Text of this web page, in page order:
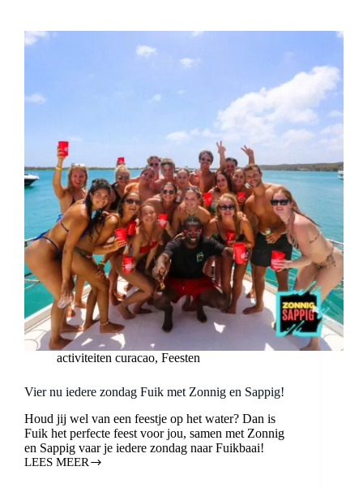
activiteiten curacao, Feesten
Vier nu iedere zondag Fuik met Zonnig en Sappig!
Houd jij wel van een feestje op het water? Dan is
Fuik het perfecte feest voor jou, samen met Zonnig
en Sappig vaar je iedere zondag naar Fuikbaai!
LEES MEER
VIER